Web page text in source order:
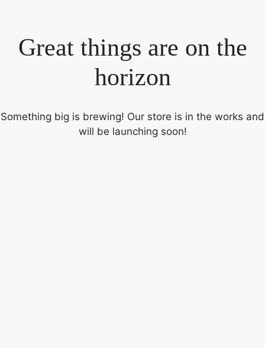
Great things are on the
horizon
Something big is brewing! Our store is in the works and
will be launching soon!